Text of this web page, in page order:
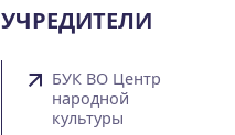
УЧРЕДИТЕЛИ
БУК ВО Центр
народной
культуры